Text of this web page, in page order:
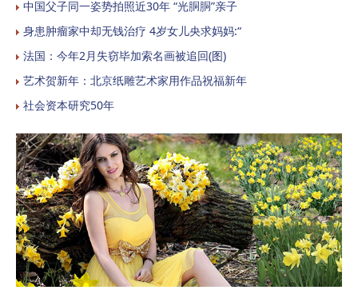
中国父子同一姿势拍照近30年 “光胴胴”亲子
身患肿瘤家中却无钱治疗 4岁女儿央求妈妈:“
法国：今年2月失窃毕加索名画被追回(图)
艺术贺新年：北京纸雕艺术家用作品祝福新年
社会资本研究50年